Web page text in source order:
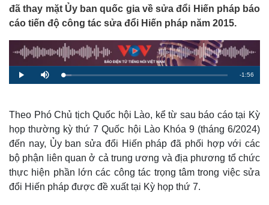
đã thay mặt Ủy ban quốc gia về sửa đổi Hiến pháp báo
cáo tiến độ công tác sửa đổi Hiến pháp năm 2015.
P
l
M
u
L
o
:
5
.
2
%
R
m
a
i
-1:56
Theo Phó Chủ tịch Quốc hội Lào, kể từ sau báo cáo tại Kỳ
họp thường kỳ thứ 7 Quốc hội Lào Khóa 9 (tháng 6/2024)
đến nay, Ủy ban sửa đổi Hiến pháp đã phối hợp với các
bộ phận liên quan ở cả trung ương và địa phương tổ chức
thực hiện phần lớn các công tác trọng tâm trong việc sửa
đổi Hiến pháp được đề xuất tại Kỳ họp thứ 7.